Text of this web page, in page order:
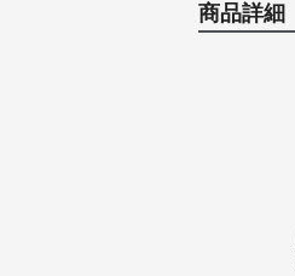
商品詳細